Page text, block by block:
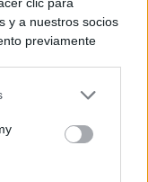
y a nuestros socios
previamente
que algún
derecho de
se aplicarán